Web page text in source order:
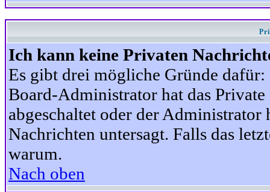
Ich kann keine Privaten
Es gibt drei mögliche Gründe
Board-Administrator hat das
abgeschaltet oder der
Nachrichten untersagt. Falls das
warum.
Nach oben